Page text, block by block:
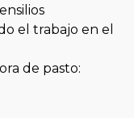
el trabajo en el
de pasto: